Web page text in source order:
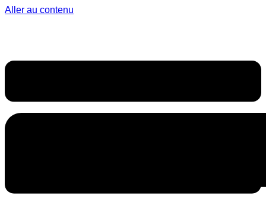
Aller au contenu